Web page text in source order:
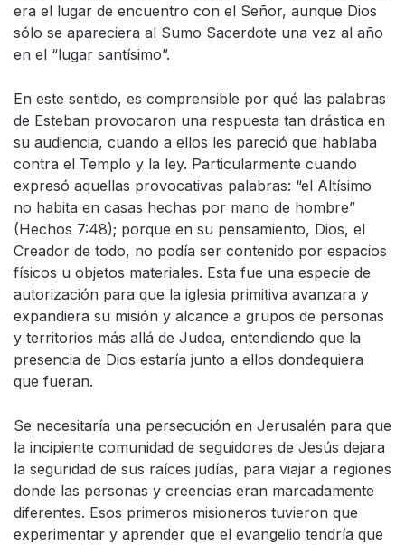
era el lugar de encuentro con el Señor, aunque Dios
sólo se apareciera al Sumo Sacerdote una vez al año
en el “lugar santísimo”.
En este sentido, es comprensible por qué las palabras
de Esteban provocaron una respuesta tan drástica en
su audiencia, cuando a ellos les pareció que hablaba
contra el Templo y la ley. Particularmente cuando
expresó aquellas provocativas palabras: “el Altísimo
no habita en casas hechas por mano de hombre”
(Hechos 7:48); porque en su pensamiento, Dios, el
Creador de todo, no podía ser contenido por espacios
físicos u objetos materiales. Esta fue una especie de
autorización para que la iglesia primitiva avanzara y
expandiera su misión y alcance a grupos de personas
y territorios más allá de Judea, entendiendo que la
presencia de Dios estaría junto a ellos dondequiera
que fueran.
Se necesitaría una persecución en Jerusalén para que
la incipiente comunidad de seguidores de Jesús dejara
la seguridad de sus raíces judías, para viajar a regiones
donde las personas y creencias eran marcadamente
diferentes. Esos primeros misioneros tuvieron que
experimentar y aprender que el evangelio tendría que